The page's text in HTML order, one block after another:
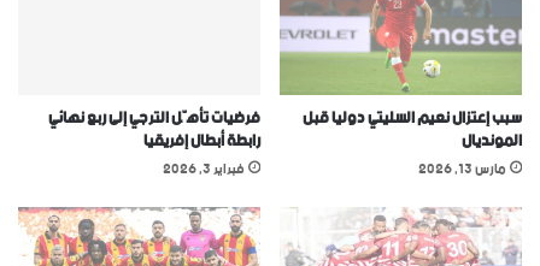
سبب إعتزال نعيم السليتي دوليا قبل
المونديال
مارس 13, 2026
فرضيات تأهّل الترجي إلى ربع نهائي
رابطة أبطال إفريقيا
فبراير 3, 2026